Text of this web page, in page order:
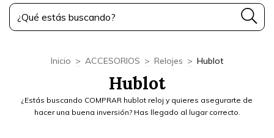
Inicio > ACCESORIOS > Relojes > Hublot
Hublot
¿Estás buscando COMPRAR hublot reloj y quieres asegurarte de
hacer una buena inversión? Has llegado al lugar correcto.